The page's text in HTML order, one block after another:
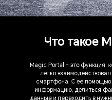
Что такое
Magic Portal – это функция,
легко
смартфона. С ее помощью
информацию, делиться
данные и переходить в